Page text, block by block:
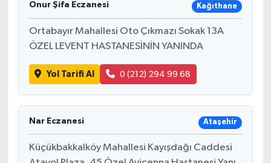
Onur Şifa Eczanesi Kağıthane
Ortabayır Mahallesi Oto Çıkmazı Sokak 13A
ÖZEL LEVENT HASTANESİNİN YANINDA
Yol Tarifi Al 0 (212) 294 99 68
Nar Eczanesi Ataşehir
Küçükbakkalköy Mahallesi Kayışdağı Caddesi